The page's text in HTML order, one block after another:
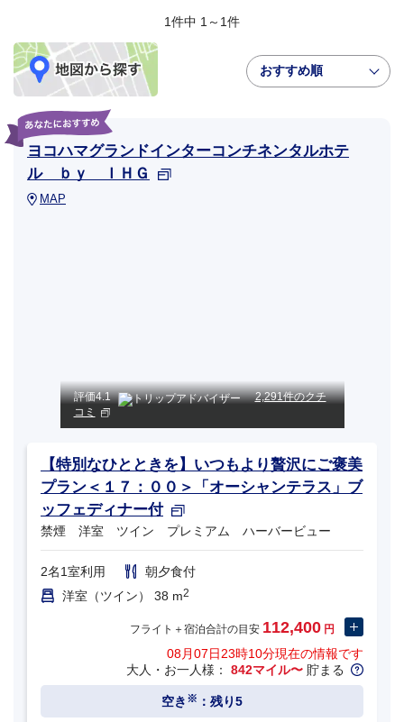
1件中 1～1件
おすすめ順
ヨコハマグランドインターコンチネンタルホテ
ル ｂｙ ＩＨＧ
MAP
評価4.1
2,291件のクチ
コミ
【特別なひとときを】いつもより贅沢にご褒美
プラン＜１７：００＞「オーシャンテラス」ブ
ッフェディナー付
禁煙 洋室 ツイン プレミアム ハーバービュー
2名1室利用
朝夕食付
洋室（ツイン） 38 m2
フライト＋宿泊合計の目安 112,400 円
08月07日23時10分現在の情報です
大人・お一人様： 842マイル〜 貯まる
空き ※ ：残り5